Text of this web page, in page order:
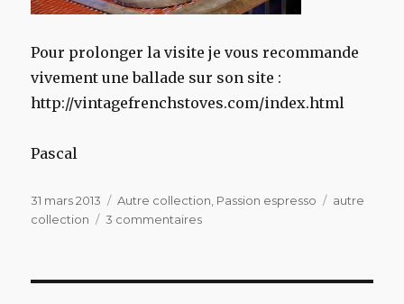
Pour prolonger la visite je vous recommande
vivement une ballade sur son site :
http://vintagefrenchstoves.com/index.html
Pascal
Publié
le
31 mars 2013 Catégories
Autre collection Passion espresso Étiquettes
autre
collection
3 commentairessur